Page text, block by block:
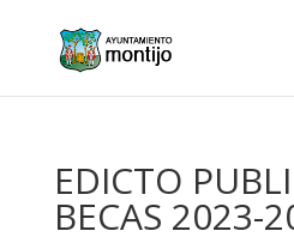
EDICTO
BECAS 2023-